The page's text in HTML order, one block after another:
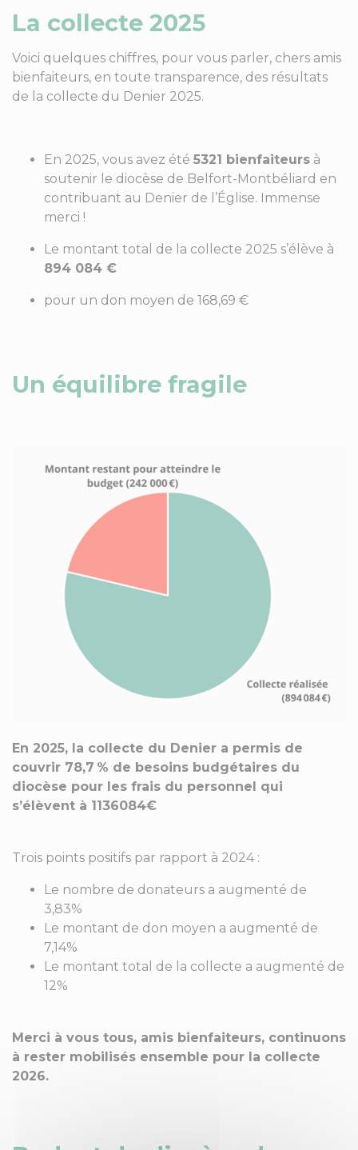
La collecte 2025
Voici quelques chiffres, pour vous parler, chers amis
bienfaiteurs, en toute transparence, des résultats
de la collecte du Denier 2025.
En 2025, vous avez été 5321 bienfaiteurs à
soutenir le diocèse de Belfort-Montbéliard en
contribuant au Denier de l’Église. Immense
merci !
Le montant total de la collecte 2025 s’élève à
894 084 €
pour un don moyen de 168,69 €
Un équilibre fragile
En 2025, la collecte du Denier a permis de
couvrir 78,7 % de besoins budgétaires du
diocèse pour les frais du personnel qui
s’élèvent à 1136084€
Trois points positifs par rapport à 2024 :
Le nombre de donateurs a augmenté de
3,83%
Le montant de don moyen a augmenté de
7,14%
Le montant total de la collecte a augmenté de
12%
Merci à vous tous, amis bienfaiteurs, continuons
à rester mobilisés ensemble pour la collecte
2026.